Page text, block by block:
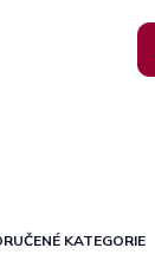
KATEGORIE